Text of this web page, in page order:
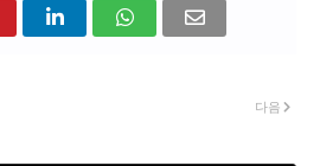
다음